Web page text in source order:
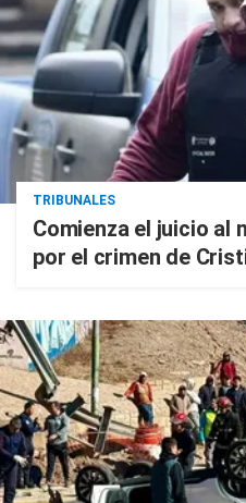
TRIBUNALES
Comienza el juicio al
por el crimen de